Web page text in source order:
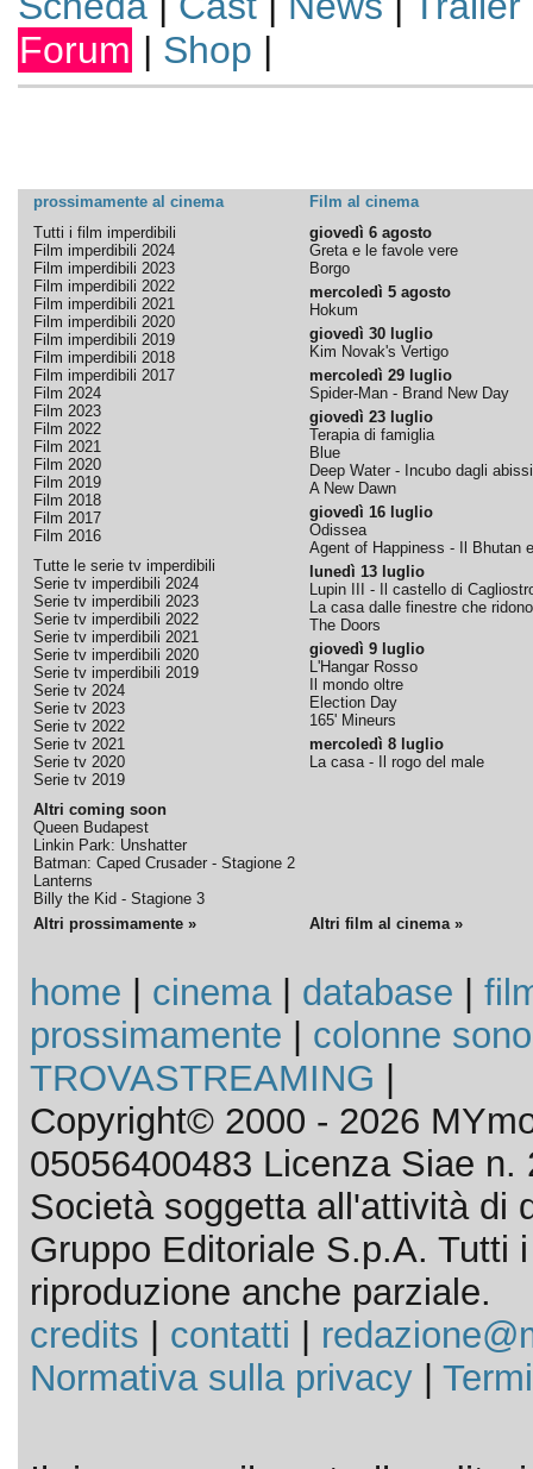
Forum | Shop |
prossimamente al cinema
Film al cinema
Tutti i film imperdibili
Film imperdibili 2024
Film imperdibili 2023
Film imperdibili 2022
Film imperdibili 2021
Film imperdibili 2020
Film imperdibili 2019
Film imperdibili 2018
Film imperdibili 2017
Film 2024
Film 2023
Film 2022
Film 2021
Film 2020
Film 2019
Film 2018
Film 2017
Film 2016
Tutte le serie tv imperdibili
Serie tv imperdibili 2024
Serie tv imperdibili 2023
Serie tv imperdibili 2022
Serie tv imperdibili 2021
Serie tv imperdibili 2020
Serie tv imperdibili 2019
Serie tv 2024
Serie tv 2023
Serie tv 2022
Serie tv 2021
Serie tv 2020
Serie tv 2019
Altri coming soon
Queen Budapest
Linkin Park: Unshatter
Batman: Caped Crusader - Stagione 2
Lanterns
Billy the Kid - Stagione 3
giovedì 6 agosto
Greta e le favole vere
Borgo
mercoledì 5 agosto
Hokum
giovedì 30 luglio
Kim Novak's Vertigo
mercoledì 29 luglio
Spider-Man - Brand New Day
giovedì 23 luglio
Terapia di famiglia
Blue
Deep Water - Incubo dagli abissi
A New Dawn
giovedì 16 luglio
Odissea
Agent of Happiness - Il Bhutan
lunedì 13 luglio
Lupin III - Il castello di
La casa dalle finestre che ridono
The Doors
giovedì 9 luglio
L'Hangar Rosso
Il mondo oltre
Election Day
165' Mineurs
mercoledì 8 luglio
La casa - Il rogo del male
Altri prossimamente » Altri film al cinema »
home cinema| database
prossimamente
colonne
TROVASTREAMING
Copyright© 2000 - 2026
05056400483 Licenza Siae n.
Società soggetta all'attività di
Gruppo Editoriale S.p.A. Tutti
riproduzione anche parziale.
credits
contatti
Normativa sulla privacy|